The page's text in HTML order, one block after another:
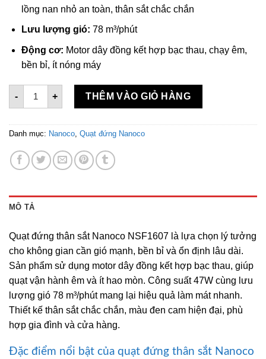
lồng nan nhỏ an toàn, thân sắt chắc chắn
Lưu lượng gió: 78 m³/phút
Động cơ: Motor dây đồng kết hợp bạc thau, chạy êm,
bền bỉ, ít nóng máy
-
Quạt đứng thân sắt Nanoco NSF1607 số lượng
+ THÊM VÀO GIỎ HÀNG
Danh mục: Nanoco, Quạt đứng Nanoco
MÔ TẢ
Quạt đứng thân sắt Nanoco NSF1607 là lựa chọn lý tưởng
cho không gian cần gió mạnh, bền bỉ và ổn định lâu dài.
Sản phẩm sử dụng motor dây đồng kết hợp bạc thau, giúp
quạt vận hành êm và ít hao mòn. Công suất 47W cùng lưu
lượng gió 78 m³/phút mang lại hiệu quả làm mát nhanh.
Thiết kế thân sắt chắc chắn, màu đen cam hiện đại, phù
hợp gia đình và cửa hàng.
Đặc điểm nổi bật của quạt đứng thân sắt Nanoco